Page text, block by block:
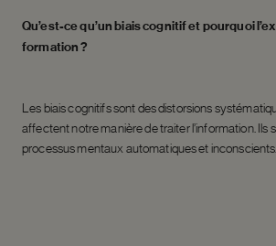
Qu’est-ce qu’un biais cognitif et pourquoi
formation ?
Les biais cognitifs sont des distorsions
affectent notre manière de traiter l’information. Ils
processus mentaux automatiques et inconscients.